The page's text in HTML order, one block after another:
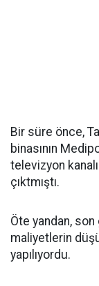
Bir süre önce,
binasının
televizyon
çıktmıştı.
Öte yandan,
maliyetlerin
yapılıyordu.